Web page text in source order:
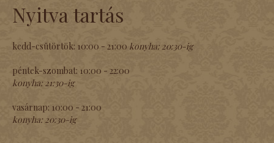
Nyitva tartás
kedd-csütörtök: 10:00 - 21:00 konyha: 20:30-ig
péntek-szombat: 10:00 - 22:00
konyha: 21:30-ig
vasárnap: 10:00 - 21:00
konyha: 20:30-ig